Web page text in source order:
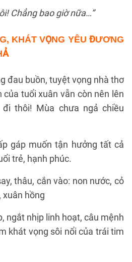
Chẳng bao giờ nữa…”
KHÁT VỌNG YÊU ĐƯƠNG
đau buồn, tuyệt vọng nhà thơ
tuổi xuân vẫn còn nên lên
đi thôi! Mùa chưa ngả chiều
gáp muốn tận hưởng tất cả
trẻ, hạnh phúc.
thâu, cắn vào: non nước, cỏ
xuân hồng
ngắt nhịp linh hoạt, câu mệnh
khát vọng sôi nổi của trái tim